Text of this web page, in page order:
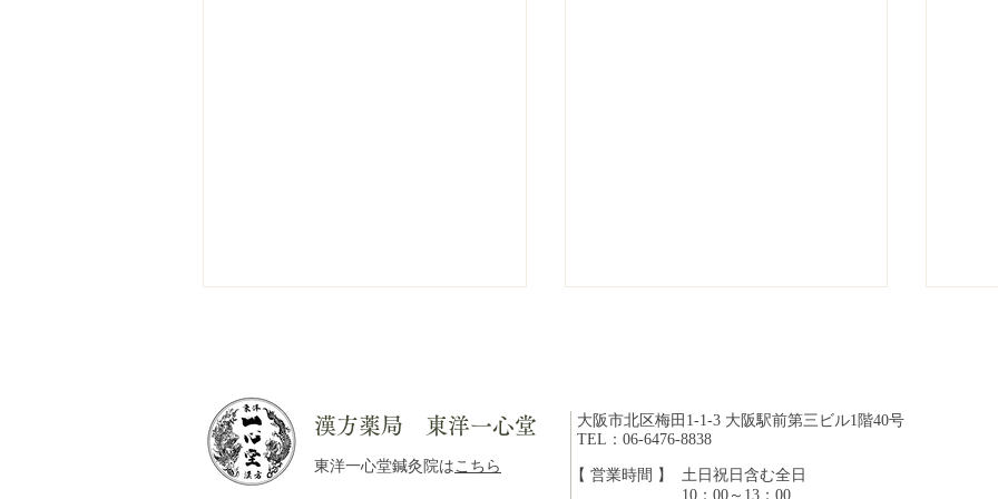
漢方薬局 東洋一心堂
東洋一心堂鍼灸院はこちら
大阪市北区梅田1-1-3 大阪駅前第三ビル1階40号
TEL：06-6476-8838
【 営業時間 】
​土日祝日含む全日